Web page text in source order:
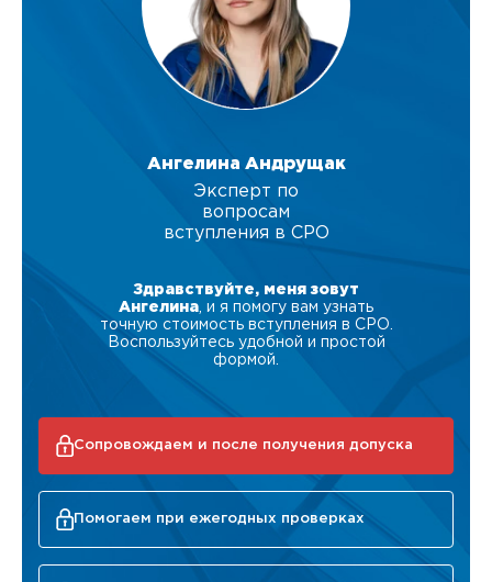
Ангелина Андрущак
Эксперт по
вопросам
вступления в СРО
Здравствуйте, меня зовут
Ангелина , и я помогу вам узнать
точную стоимость вступления в СРО.
Воспользуйтесь удобной и простой
формой.
Сопровождаем и после получения допуска
Помогаем при ежегодных проверках